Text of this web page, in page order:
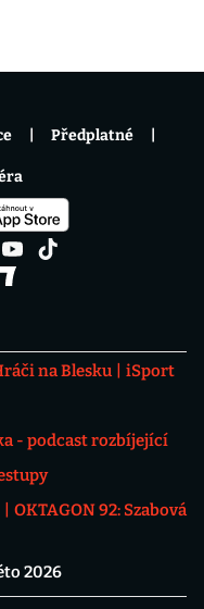
na Blesku
iSport
- podcast rozbíjející
OKTAGON 92: Szabová
2026
Předplatné